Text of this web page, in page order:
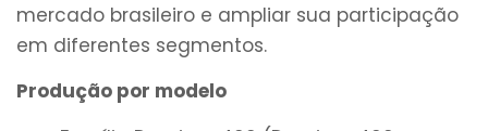
mercado brasileiro e ampliar sua participação
em diferentes segmentos.
Produção por modelo